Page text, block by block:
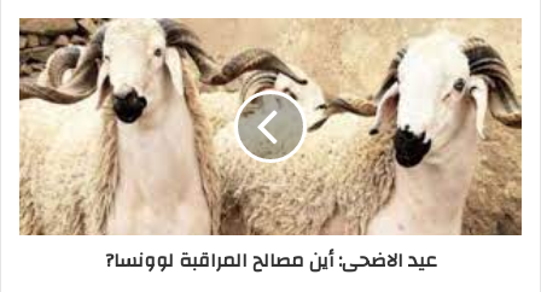
عيد الاضحى: أين مصالح المراقبة لوونسا?